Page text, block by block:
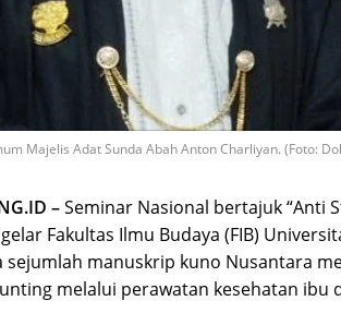
Majelis Adat Sunda Abah Anton Charliyan. (Foto:
–Seminar Nasional bertajuk “Anti
Fakultas Ilmu Budaya (FIB)
sejumlah manuskrip kuno Nusantara
melalui perawatan kesehatan ibu